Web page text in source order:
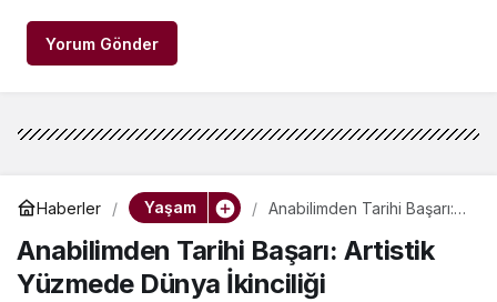
Yorum Gönder
Haberler Yaşam
Anabilimden Tarihi Başarı:
İkinciliği
Anabilimden Tarihi Başarı: Artistik
Yüzmede Dünya İkinciliği